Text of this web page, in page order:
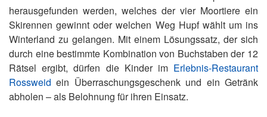
herausgefunden werden, welches der vier Moortiere ein
Skirennen gewinnt oder welchen Weg Hupf wählt um ins
Winterland zu gelangen. Mit einem Lösungssatz, der sich
durch eine bestimmte Kombination von Buchstaben der 12
Rätsel ergibt, dürfen die Kinder im Erlebnis-Restaurant
Rossweid ein Überraschungsgeschenk und ein Getränk
abholen – als Belohnung für ihren Einsatz.